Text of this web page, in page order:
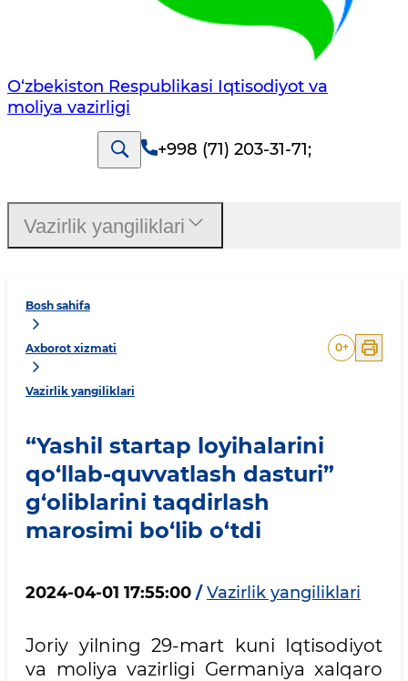
O‘zbekiston Respublikasi Iqtisodiyot va
moliya vazirligi
+998 (71) 203-31-71;
Bosh sahifa
Axborot xizmati
Vazirlik yangiliklari
0+
“Yashil startap loyihalarini
qo‘llab-quvvatlash dasturi”
g‘oliblarini taqdirlash
marosimi bo‘lib o‘tdi
2024-04-01 17:55:00 / Vazirlik yangiliklari
Joriy yilning 29-mart kuni Iqtisodiyot
va moliya vazirligi Germaniya xalqaro
Vazirlik yangiliklari